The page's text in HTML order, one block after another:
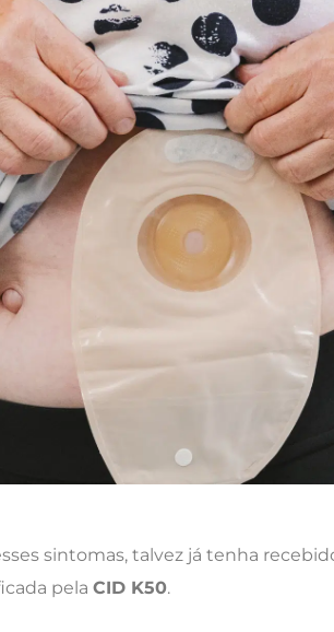
sintomas, talvez já tenha
pela CID K50.